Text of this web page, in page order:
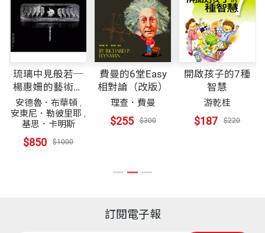
琉璃中見般若─
楊惠姍的藝術創
作
安德魯．布華頓 ,
安東尼．勒彼里耶 ,
基思．卡明斯
$850 $1000
費曼的6堂Easy
相對論（改版）
理查．費曼
$255 $300
開啟孩子的7種
智慧
游乾桂
$187 $220
訂閱電子報